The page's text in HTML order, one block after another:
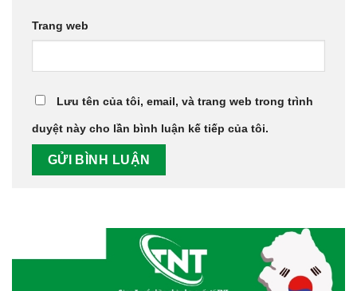
Trang web
Lưu tên của tôi, email, và trang web trong trình
duyệt này cho lần bình luận kế tiếp của tôi.